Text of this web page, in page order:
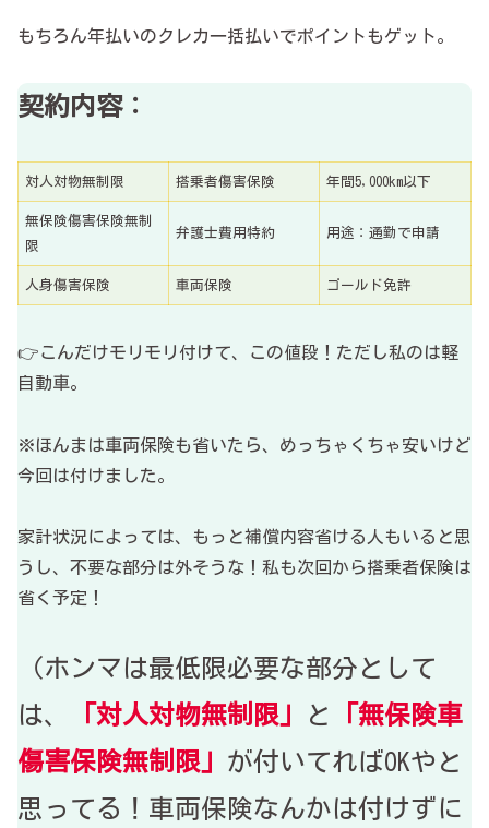
もちろん年払いのクレカ一括払いでポイントもゲット。
契約内容：
対人対物無制限 搭乗者傷害保険 年間5,000km以下
無保険傷害保険無制
限
弁護士費用特約 用途：通勤で申請
人身傷害保険 車両保険 ゴールド免許
👉こんだけモリモリ付けて、この値段！ただし私のは軽
自動車。
※ほんまは車両保険も省いたら、めっちゃくちゃ安いけど
今回は付けました。
家計状況によっては、もっと補償内容省ける人もいると思
うし、不要な部分は外そうな！私も次回から搭乗者保険は
省く予定！
（ホンマは最低限必要な部分として
は、
「対人対物無制限」 と
「無保険車
傷害保険無制限」 が付いてればOKやと
思ってる！車両保険なんかは付けずに